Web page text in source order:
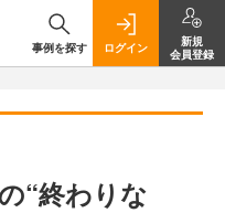
事例を探す ログイン
新規
会員登録
“終わりな